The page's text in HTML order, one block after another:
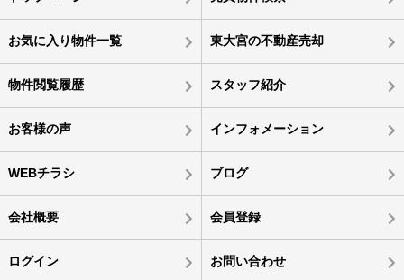
お気に入り物件一覧 東大宮の不動産売却
物件閲覧履歴 スタッフ紹介
お客様の声 インフォメーション
WEBチラシ ブログ
会社概要 会員登録
ログイン お問い合わせ